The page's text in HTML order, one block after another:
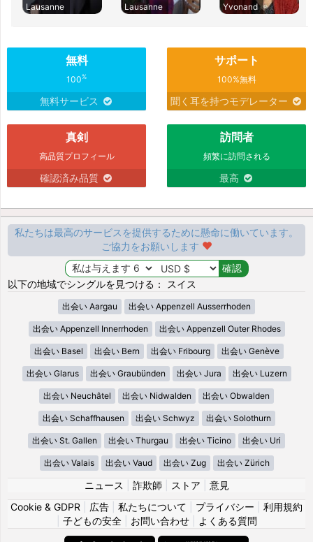
Lausanne
Lausanne
Yvonand
無料
100%
無料サービス
サポート
100%無料
聞く耳を持つモデレーター
真剣
高品質プロフィール
確認済み品質
訪問者
頻繁に訪問される
最高
私たちは最高のサービスを提供するために懸命に働いています。
ご協力をお願いします
以下の地域でシングルを見つける： スイス
出会い Aargau 出会い Appenzell Ausserrhoden
出会い Appenzell Innerrhoden 出会い Appenzell Outer Rhodes
出会い Basel 出会い Bern 出会い Fribourg 出会い Genève
出会い Glarus 出会い Graubünden 出会い Jura 出会い Luzern
出会い Neuchâtel 出会い Nidwalden 出会い Obwalden
出会い Schaffhausen 出会い Schwyz 出会い Solothurn
出会い St. Gallen 出会い Thurgau 出会い Ticino 出会い Uri
出会い Valais 出会い Vaud 出会い Zug 出会い Zürich
ニュース 詐欺師 ストア
意見
Cookie & GDPR
広告 私たちについて プライバシー
利用規約
子どもの安全| お問い合わせ| よくある質問